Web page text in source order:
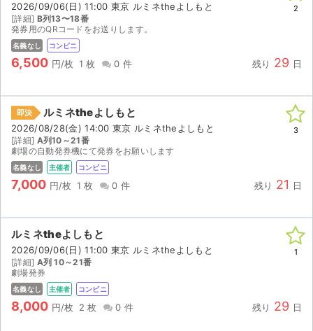
2026/09/06(日) 11:00 東京 ルミネtheよしもと
[詳細] B列13〜18番
発券用のQRコードをお送りします。
名義なし コンビニ
6,500 円/枚 1 枚 0 件 残り 29 日
2
即決 ルミネtheよしもと
2026/08/28(金) 14:00 東京 ルミネtheよしもと
[詳細] A列10～21番
劇場の自動発券機にて発券をお願いします
名義なし 主催者 コンビニ
7,000 円/枚 1 枚 0 件 残り 21 日
3
ルミネtheよしもと
2026/09/06(日) 11:00 東京 ルミネtheよしもと
[詳細] A列 10～21番
劇場発券
名義なし 主催者 コンビニ
8,000 円/枚 2 枚 0 件 残り 29 日
1